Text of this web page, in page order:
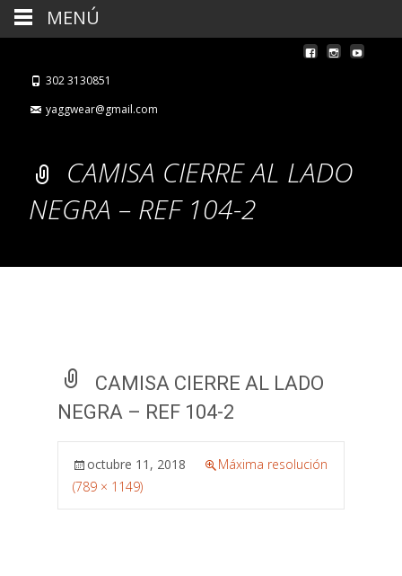
302 3130851
yaggwear@gmail.com
CAMISA CIERRE AL LADO
NEGRA – REF 104-2
CAMISA CIERRE AL LADO
NEGRA – REF 104-2
octubre 11, 2018
Máxima resolución
(789 × 1149)
MENÚ